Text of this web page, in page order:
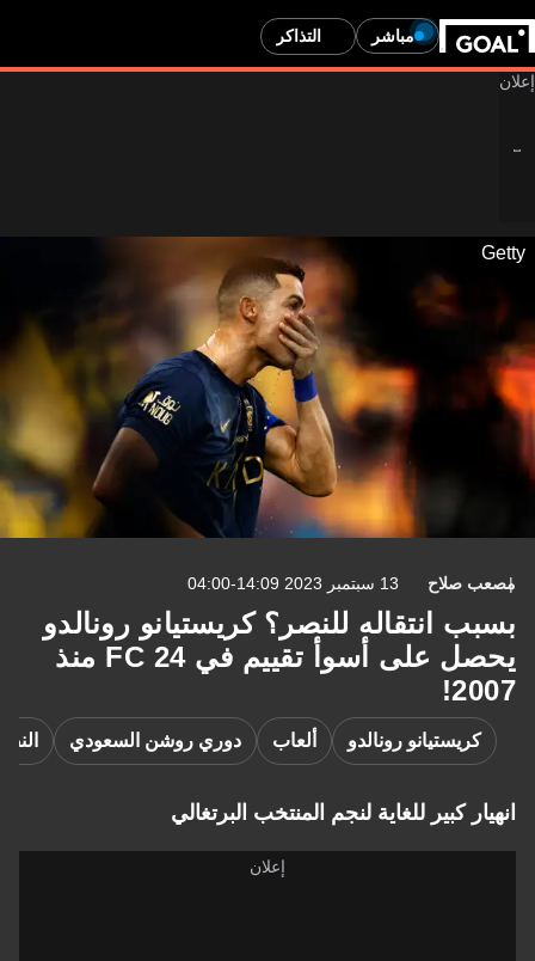
مباشر التذاكر
13 سبتمبر 2023 14:09-04:00
للنصر؟ كريستيانو رونالدو
يحصل على أسوأ تقييم في FC 24 منذ
رونالدو ألعاب دوري روشن السعودي النصر
للغاية لنجم المنتخب البرتغالي